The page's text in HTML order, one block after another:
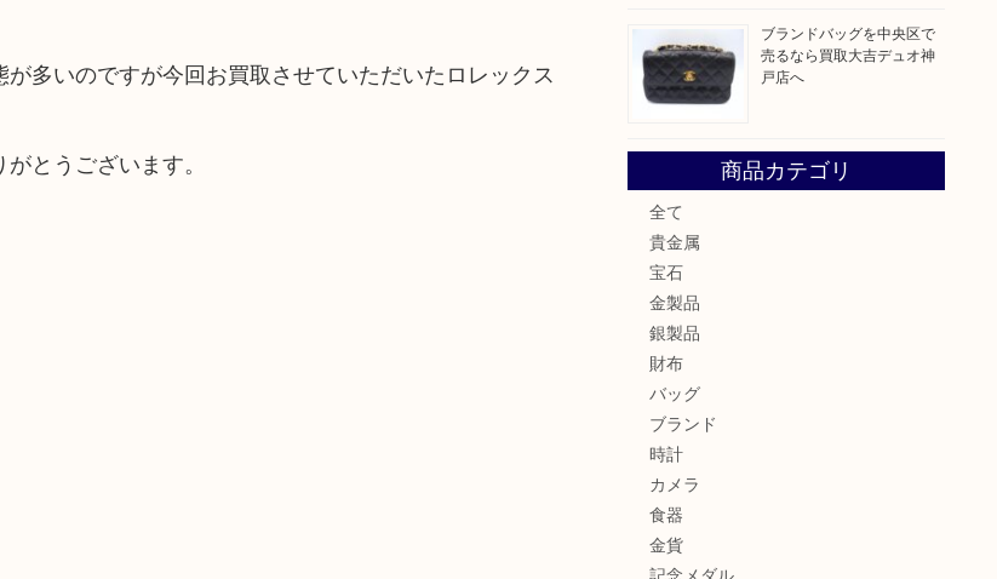
多いのですが今回お買取させていただいたロレックス
とうございます。
ブランドバッグを中央区で
売るなら買取大吉デュオ神
戸店へ
商品カテゴリ
全て
貴金属
宝石
金製品
銀製品
財布
バッグ
ブランド
時計
カメラ
食器
金貨
記念メダル